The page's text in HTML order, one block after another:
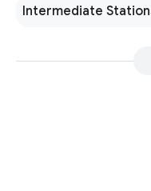
Intermediate